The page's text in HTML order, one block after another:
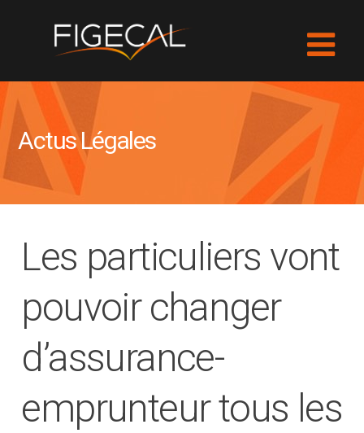
Actus Légales
Les particuliers vont
pouvoir changer
d’assurance-
emprunteur tous les